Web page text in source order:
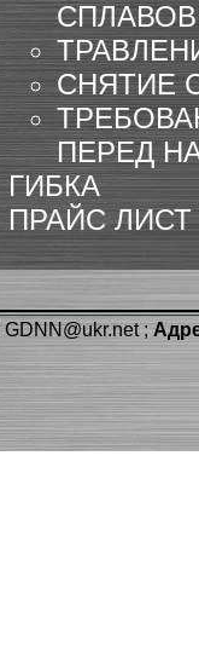
СПЛАВОВ
СНЯТИЕ
ПЕРЕД
ГИБКА
ПРАЙС ЛИСТ
GDNN@ukr.net ;